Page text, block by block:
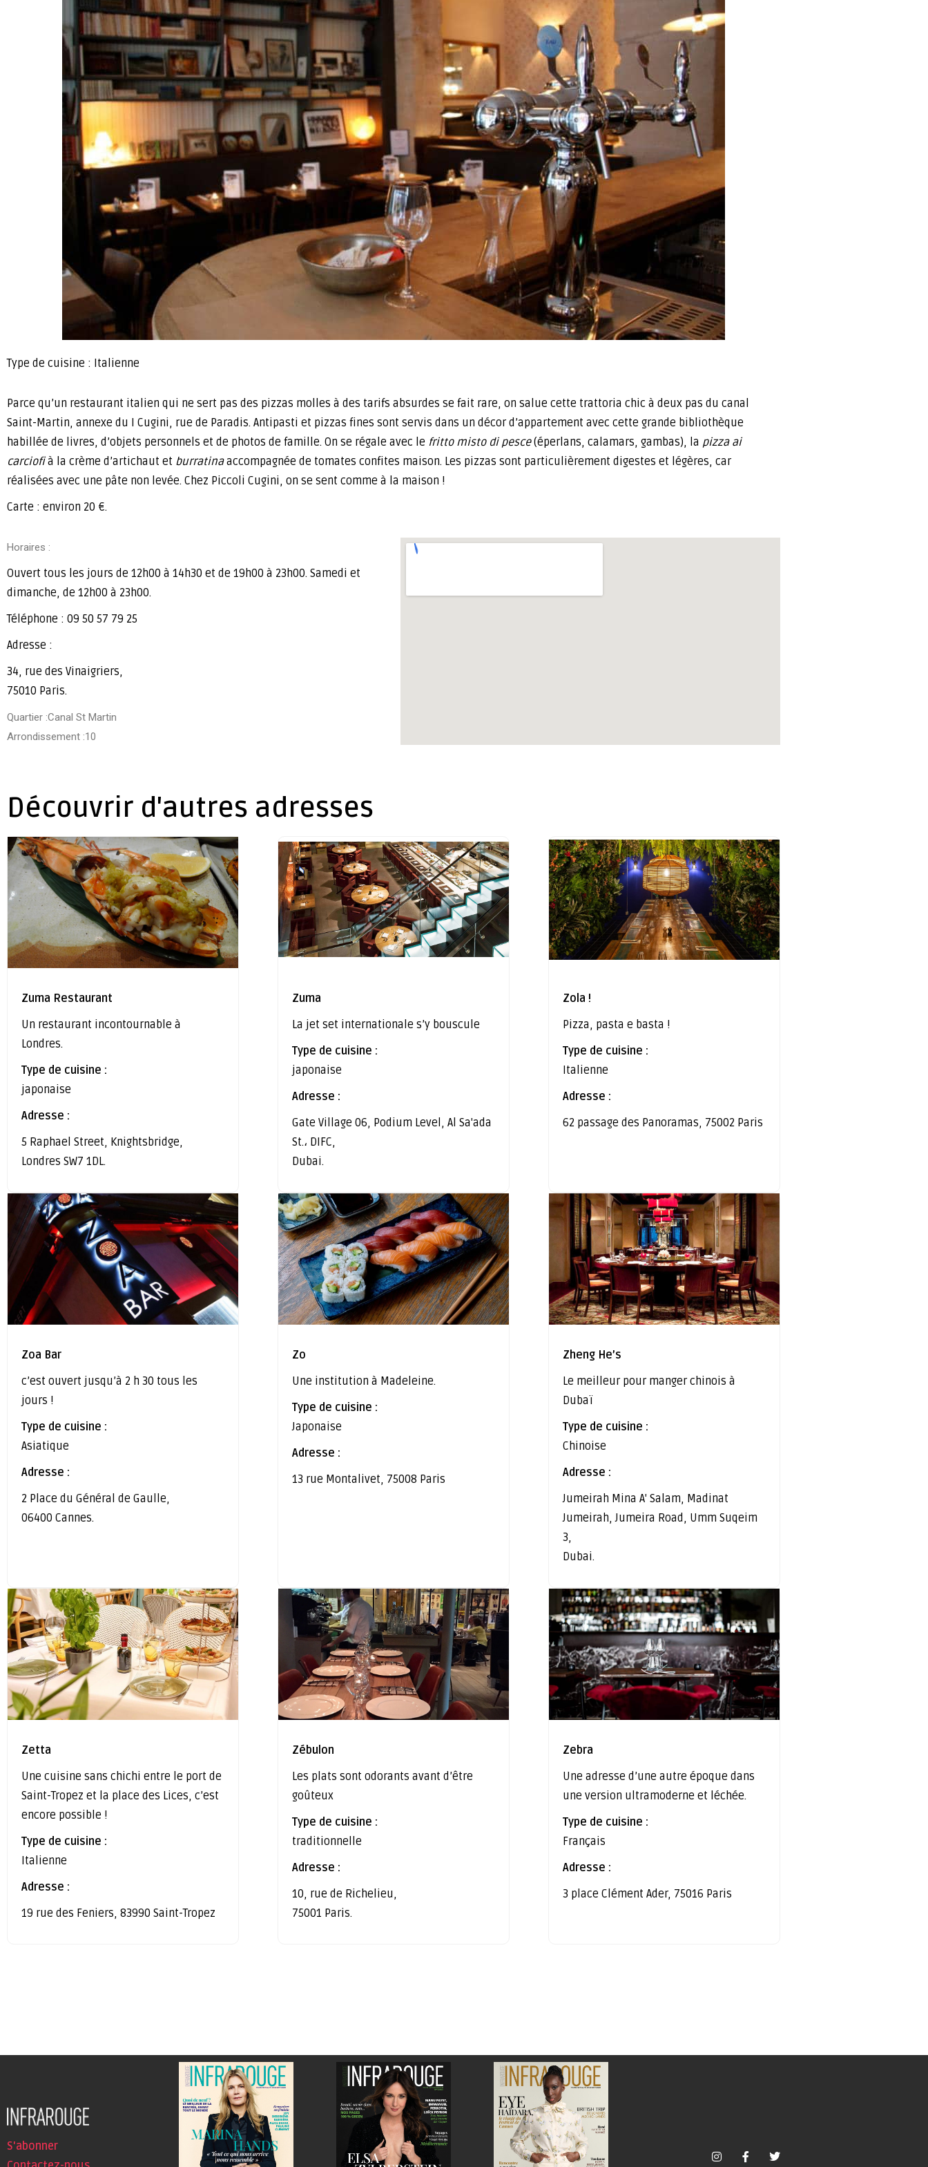
Type de cuisine : Italienne
Parce qu’un restaurant italien qui ne sert pas des pizzas molles à des tarifs absurdes se fait rare, on salue cette trattoria chic à deux pas du canal
Saint-Martin, annexe du I Cugini, rue de Paradis. Antipasti et pizzas fines sont servis dans un décor d’appartement avec cette grande bibliothèque
habillée de livres, d’objets personnels et de photos de famille. On se régale avec le fritto misto di pesce(éperlans, calamars, gambas), la pizza ai
carciofià la crème d’artichaut et burratinaaccompagnée de tomates confites maison. Les pizzas sont particulièrement digestes et légères, car
réalisées avec une pâte non levée. Chez Piccoli Cugini, on se sent comme à la maison !
Carte : environ 20 €.
Horaires :
Ouvert tous les jours de 12h00 à 14h30 et de 19h00 à 23h00. Samedi et
dimanche, de 12h00 à 23h00.
Téléphone : 09 50 57 79 25
Adresse :
34, rue des Vinaigriers,
75010 Paris.
Quartier :Canal St Martin
Arrondissement :10
Découvrir d'autres adresses
Zuma Restaurant
Un restaurant incontournable à
Londres.
Type de cuisine :
japonaise
Adresse :
5 Raphael Street, Knightsbridge,
Londres SW7 1DL.
Zuma
La jet set internationale s’y bouscule
Type de cuisine :
japonaise
Adresse :
Gate Village 06, Podium Level, Al Sa'ada
St.، DIFC,
Dubai.
Zola !
Pizza, pasta e basta !
Type de cuisine :
Italienne
Adresse :
62 passage des Panoramas, 75002 Paris
Zoa Bar
c’est ouvert jusqu’à 2 h 30 tous les
jours !
Type de cuisine :
Asiatique
Adresse :
2 Place du Général de Gaulle,
06400 Cannes.
Zo
Une institution à Madeleine.
Type de cuisine :
Japonaise
Adresse :
13 rue Montalivet, 75008 Paris
Zheng He’s
Le meilleur pour manger chinois à
Dubaï
Type de cuisine :
Chinoise
Adresse :
Jumeirah Mina A' Salam, Madinat
Jumeirah, Jumeira Road, Umm Suqeim
3,
Dubai.
Zetta
Une cuisine sans chichi entre le port de
Saint-Tropez et la place des Lices, c’est
encore possible !
Type de cuisine :
Italienne
Adresse :
19 rue des Feniers, 83990 Saint-Tropez
Zébulon
Les plats sont odorants avant d’être
goûteux
Type de cuisine :
traditionnelle
Adresse :
10, rue de Richelieu,
75001 Paris.
Zebra
Une adresse d’une autre époque dans
une version ultramoderne et léchée.
Type de cuisine :
Français
Adresse :
3 place Clément Ader, 75016 Paris
S'abonner